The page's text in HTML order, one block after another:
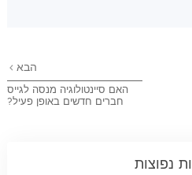
הבא
האם סיינטולוגיה מנסה לגייס
חברים חדשים באופן פעיל?
נפוצות